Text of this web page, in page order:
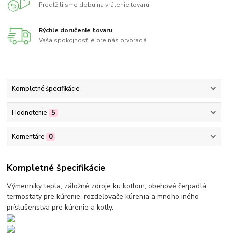
Predĺžili sme dobu na vrátenie tovaru
Rýchle doručenie tovaru
Vaša spokojnosť je pre nás prvoradá
Kompletné špecifikácie
Hodnotenie 5
Komentáre 0
Kompletné špecifikácie
Výmenniky tepla, záložné zdroje ku kotlom, obehové čerpadlá,
termostaty pre kúrenie, rozdeľovače kúrenia a mnoho iného
príslušenstva pre kúrenie a kotly.